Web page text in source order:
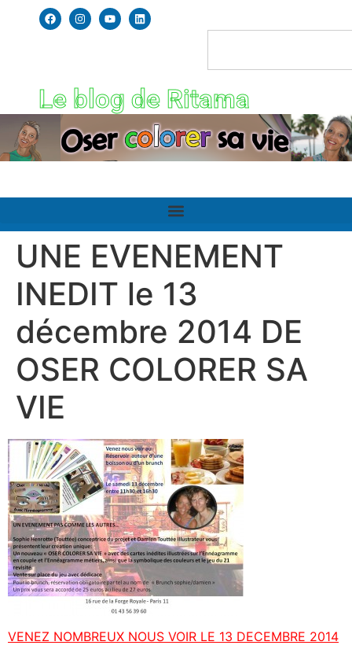
Le blog de Ritama
UNE EVENEMENT
INEDIT le 13
décembre 2014 DE
OSER COLORER SA
VIE
VENEZ NOMBREUX NOUS VOIR LE 13 DECEMBRE 2014